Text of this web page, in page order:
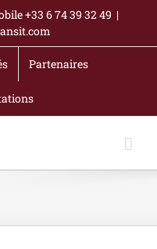
+33 6 74 39 32 49 |
Partenaires